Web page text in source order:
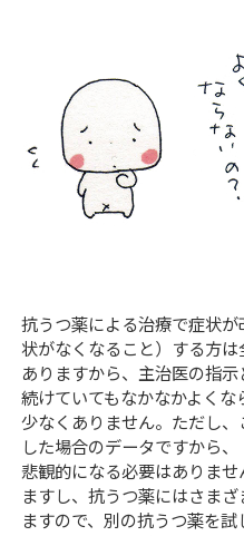
抗うつ薬による治療で症状
状がなくなること）する方
ありますから、主治医の指
続けていてもなかなかよく
少なくありません。ただし
した場合のデータですから
悲観的になる必要はありま
ますし、抗うつ薬にはさま
ますので、別の抗うつ薬を